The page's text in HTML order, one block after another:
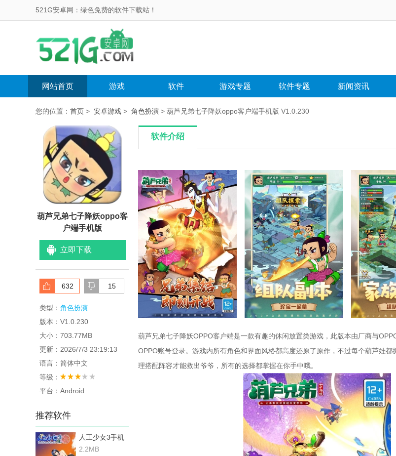
521G安卓网：绿色免费的软件下载站！
网站首页 游戏 软件 游戏专题 软件专题 新闻资讯
您的位置： 首页 > 安卓游戏 > 角色扮演 > 葫芦兄弟七子降妖oppo客户端手机版 V1.0.230
葫芦兄弟七子降妖oppo客
户端手机版
立即下载
632 15
类型： 角色扮演
版本：V1.0.230
大小：703.77MB
更新：2026/7/3 23:19:13
语言：简体中文
等级：
平台：Android
推荐软件
人工少女3手机
最新版
2.2MB
软件介绍
葫芦兄弟七子降妖OPPO客户端是一款有趣的休闲放置类游戏，此版本由厂商与
OPPO账号登录。游戏内所有角色和界面风格都高度还原了原作，不过每个葫芦娃都
理搭配阵容才能救出爷爷，所有的选择都掌握在你手中哦。